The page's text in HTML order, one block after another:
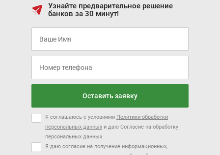
Узнайте предварительное решение
банков за 30 минут!
Оставить заявку
Я соглашаюсь с условиями Политики обработки
персональных данных и даю Согласие на обработку
персональных данных
Я даю согласие на получение информационных,